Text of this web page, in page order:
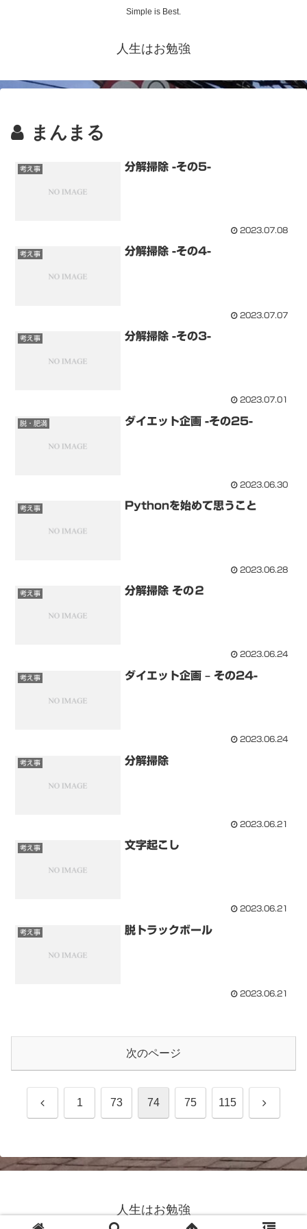
Simple is Best.
人生はお勉強
まんまる
考え事 分解掃除 -その5-
2023.07.08
考え事 分解掃除 -その4-
2023.07.07
考え事 分解掃除 -その3-
2023.07.01
脱・肥満 ダイエット企画 -その25-
2023.06.30
考え事 Pythonを始めて思うこと
2023.06.28
考え事 分解掃除 その２
2023.06.24
考え事 ダイエット企画 – その24-
2023.06.24
考え事 分解掃除
2023.06.21
考え事 文字起こし
2023.06.21
考え事 脱トラックボール
2023.06.21
次のページ
前 1 73 74 75 115 次
人生はお勉強